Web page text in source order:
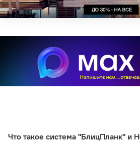
Что такое система "БлицПланк" и